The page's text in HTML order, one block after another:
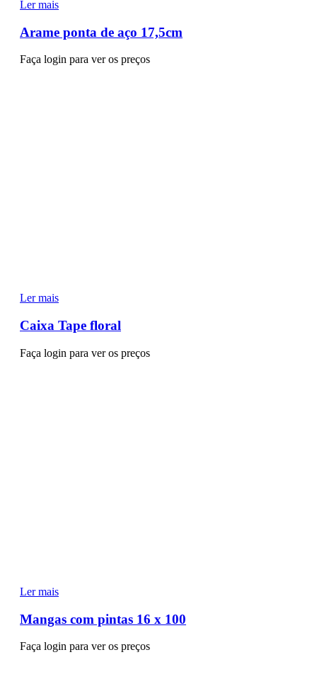
Ler mais
Arame ponta de aço 17,5cm
Faça login para ver os preços
Ler mais
Caixa Tape floral
Faça login para ver os preços
Ler mais
Mangas com pintas 16 x 100
Faça login para ver os preços